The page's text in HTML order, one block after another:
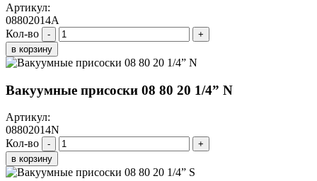
Артикул:
08802014A
Кол-во
-
+
в корзину
Вакуумные присоски 08 80 20 1/4” N
Артикул:
08802014N
Кол-во
-
+
в корзину